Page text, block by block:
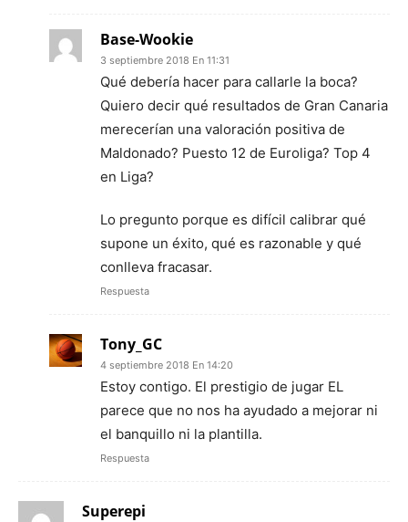
Base-Wookie
3 septiembre 2018 En 11:31
Qué debería hacer para callarle la boca?
Quiero decir qué resultados de Gran Canaria
merecerían una valoración positiva de
Maldonado? Puesto 12 de Euroliga? Top 4
en Liga?
Lo pregunto porque es difícil calibrar qué
supone un éxito, qué es razonable y qué
conlleva fracasar.
Respuesta
Tony_GC
4 septiembre 2018 En 14:20
Estoy contigo. El prestigio de jugar EL
parece que no nos ha ayudado a mejorar ni
el banquillo ni la plantilla.
Respuesta
Superepi